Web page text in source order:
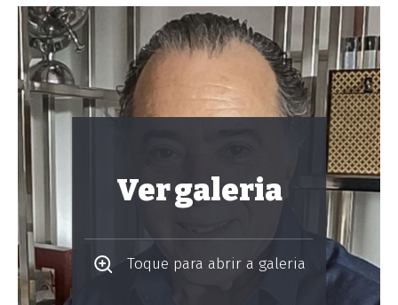
Ver galeria
Toque para abrir a galeria